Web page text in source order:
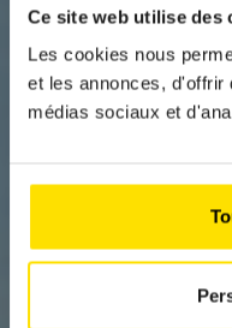
Ce site web utilise des
Les cookies nous
et les annonces, d'offrir
médias sociaux et